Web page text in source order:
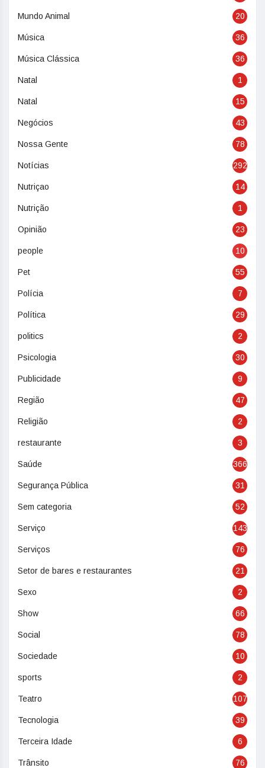
Mundo Animal 20
Música 36
Música Clássica 36
Natal 1
Natal 15
Negócios 43
Nossa Gente 78
Notícias 292
Nutriçao 14
Nutrição 1
Opinião 23
people 10
Pet 55
Polícia 7
Política 29
politics 2
Psicologia 30
Publicidade 9
Região 47
Religião 2
restaurante 3
Saúde 366
Segurança Pública 31
Sem categoria 52
Serviço 143
Serviços 76
Setor de bares e restaurantes 21
Sexo 2
Show 66
Social 78
Sociedade 10
sports 2
Teatro 107
Tecnologia 39
Terceira Idade 6
Trânsito 76